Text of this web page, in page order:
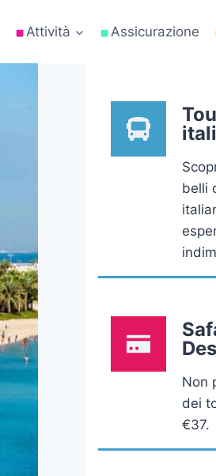
Attività Assicurazione
belli
Non
dei
€37.